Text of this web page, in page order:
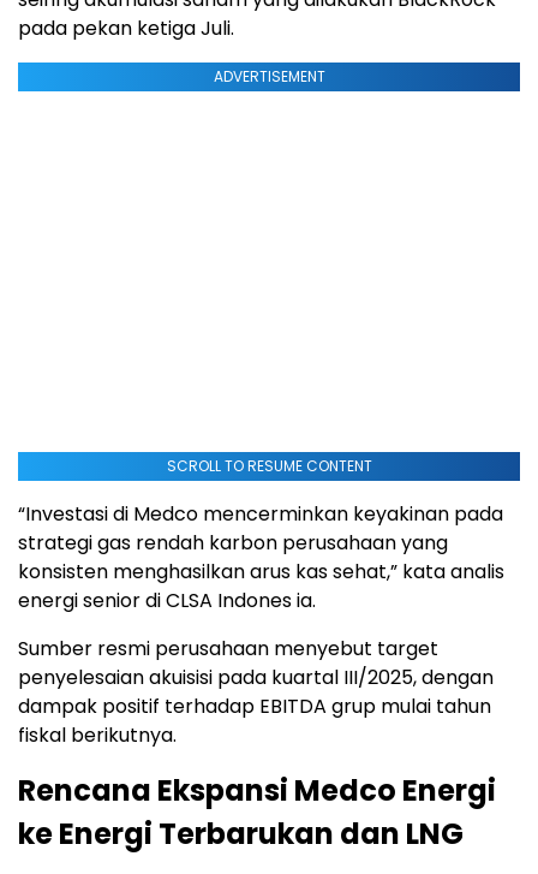
pada pekan ketiga Juli.
ADVERTISEMENT
SCROLL TO RESUME CONTENT
“Investasi di Medco mencerminkan keyakinan pada
strategi gas rendah karbon perusahaan yang
konsisten menghasilkan arus kas sehat,” kata analis
energi senior di CLSA Indones ia.
Sumber resmi perusahaan menyebut target
penyelesaian akuisisi pada kuartal III/2025, dengan
dampak positif terhadap EBITDA grup mulai tahun
fiskal berikutnya.
Rencana Ekspansi Medco Energi
ke Energi Terbarukan dan LNG